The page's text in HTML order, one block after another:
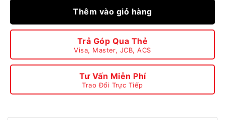
Thêm vào giỏ hàng
Trả Góp Qua Thẻ
Visa, Master, JCB, ACS
Tư Vấn Miễn Phí
Trao Đổi Trực Tiếp